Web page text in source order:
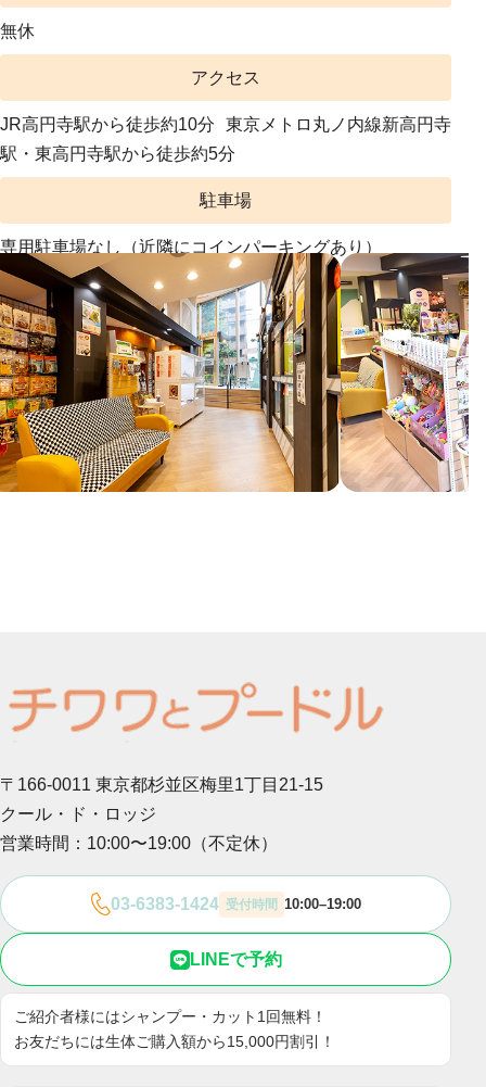
無休
アクセス
JR高円寺駅から徒歩約10分 東京メトロ丸ノ内線新高円寺
駅・東高円寺駅から徒歩約5分
駐車場
専用駐車場なし（近隣にコインパーキングあり）
〒166-0011 東京都杉並区梅里1丁目21-15
クール・ド・ロッジ
営業時間：10:00〜19:00（不定休）
03-6383-1424 受付時間 10:00–19:00
LINEで予約
ご紹介者様にはシャンプー・カット1回無料！
お友だちには生体ご購入額から15,000円割引！